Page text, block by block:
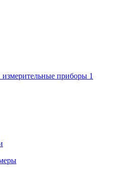
приборы 1